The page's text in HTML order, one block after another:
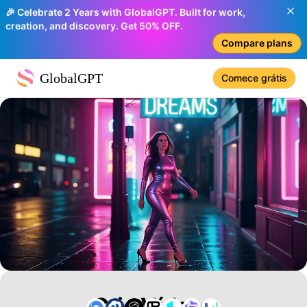
🎉 Celebrate 2 Years with GlobalGPT. Built for work,
creation, and discovery. Get 50% OFF.
Compare plans
GlobalGPT Comece grátis